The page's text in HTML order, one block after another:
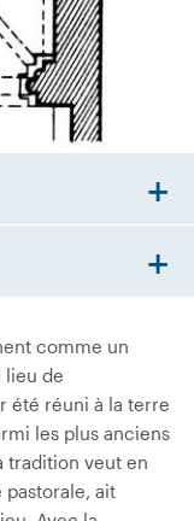
comme un
lieu de
été réuni à la terre
les plus anciens
tradition veut en
pastorale, ait